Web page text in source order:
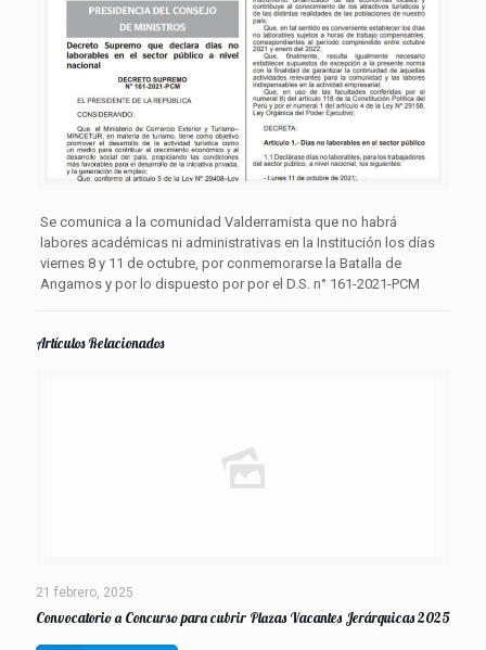
Se comunica a la comunidad Valderramista que no habrá
labores académicas ni administrativas en la Institución los días
viernes 8 y 11 de octubre, por conmemorarse la Batalla de
Angamos y por lo dispuesto por por el D.S. n° 161-2021-PCM
Artículos Relacionados
21 febrero, 2025
Convocatorio a Concurso para cubrir Plazas Vacantes Jerárquicas 2025